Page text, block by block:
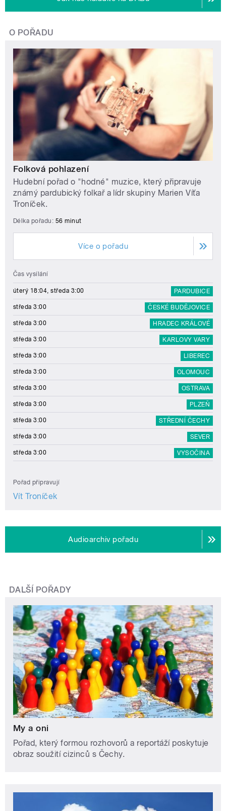
O POŘADU
Folková pohlazení
Hudební pořad o "hodné" muzice, který připravuje
známý pardubický folkař a lídr skupiny Marien Víťa
Troníček.
Délka pořadu: 56 minut
Více o pořadu
Čas vysílání
úterý 18:04, středa 3:00 PARDUBICE
středa 3:00 ČESKÉ BUDĚJOVICE
středa 3:00 HRADEC KRÁLOVÉ
středa 3:00 KARLOVY VARY
středa 3:00 LIBEREC
středa 3:00 OLOMOUC
středa 3:00 OSTRAVA
středa 3:00 PLZEŇ
středa 3:00 STŘEDNÍ ČECHY
středa 3:00 SEVER
středa 3:00 VYSOČINA
Pořad připravují
Vít Troníček
Audioarchiv pořadu
DALŠÍ POŘADY
My a oni
Pořad, který formou rozhovorů a reportáží poskytuje
obraz soužití cizinců s Čechy.